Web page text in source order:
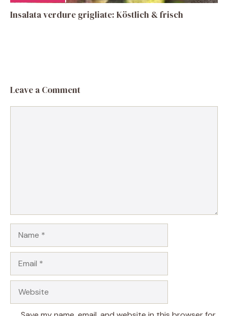
Insalata verdure grigliate: Köstlich & frisch
Leave a Comment